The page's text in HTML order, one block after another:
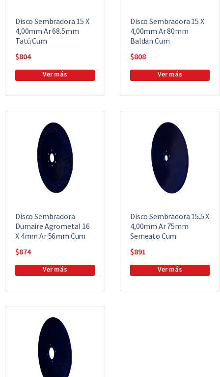
Disco Sembradora 15 X
4,00mm Ar 68.5mm
Tatú Cum
$804
Disco Sembradora 15 X
4,00mm Ar 80mm
Baldan Cum
$808
Disco Sembradora
Dumaire Agrometal 16
X 4mm Ar 56mm Cum
$874
Disco Sembradora 15.5 X
4,00mm Ar 75mm
Semeato Cum
$891